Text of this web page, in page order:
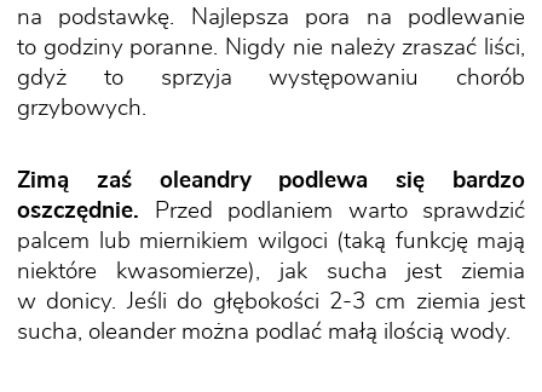
na podstawkę. Najlepsza pora na podlewanie
to godziny poranne. Nigdy nie należy zraszać liści,
gdyż to sprzyja występowaniu chorób
grzybowych.
Zimą zaś oleandry podlewa się bardzo
oszczędnie. Przed podlaniem warto sprawdzić
palcem lub miernikiem wilgoci (taką funkcję mają
niektóre kwasomierze), jak sucha jest ziemia
w donicy. Jeśli do głębokości 2-3 cm ziemia jest
sucha, oleander można podlać małą ilością wody.